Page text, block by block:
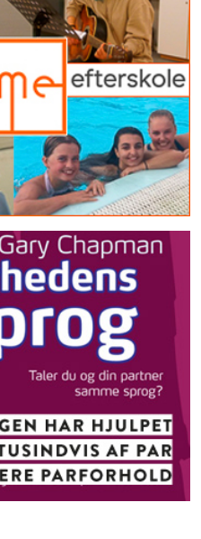
at
på 17 år,
jeg
vi var i
hjalp
eks-
op. Det
min...
til 11+
Brevkassesvar